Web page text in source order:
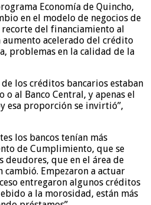
Economía de Quincho,
en el modelo de negocios de
del financiamiento al
acelerado del crédito
problemas en la calidad de la
de los créditos bancarios estaban
al Banco Central, y apenas el
esa proporción se invirtió”,
los bancos tenían más
de Cumplimiento, que se
deudores, que en el área de
Empezaron a actuar
entregaron algunos créditos
a la morosidad, están más